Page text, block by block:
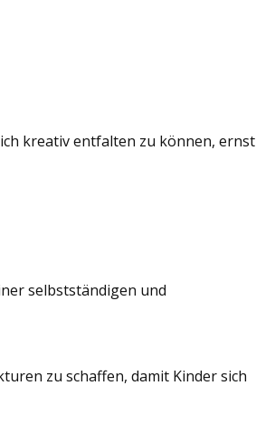
kreativ entfalten zu können, ernst
selbstständigen und
zu schaffen, damit Kinder sich